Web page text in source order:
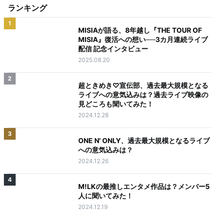
ランキング
1
MISIAが語る、8年越し『THE TOUR OF
MISIA』復活への想い──3カ月連続ライブ
配信 記念インタビュー
2025.08.20
2
超ときめき♡宣伝部、過去最大規模となる
ライブへの意気込みは？過去ライブ映像の
見どころも聞いてみた！
2024.12.28
3
ONE N' ONLY、過去最大規模となるライブ
への意気込みは？
2024.12.26
4
M!LKの最推しエンタメ作品は？メンバー5
人に聞いてみた！
2024.12.19